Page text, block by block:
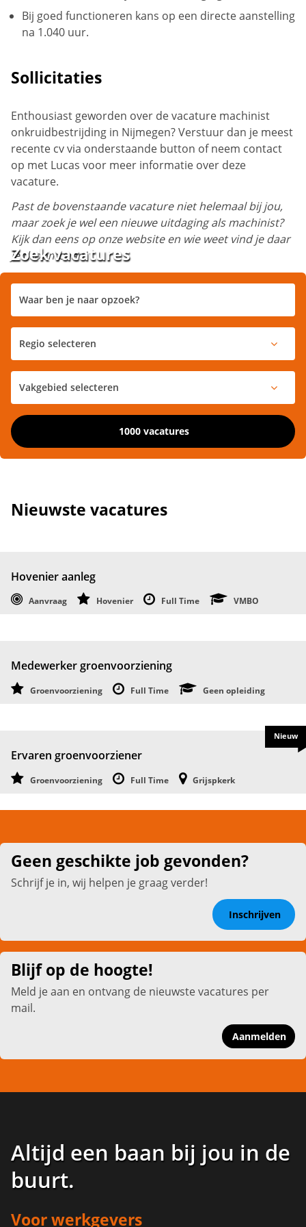
Bij goed functioneren kans op een directe aanstelling
na 1.040 uur.
Sollicitaties
Enthousiast geworden over de vacature machinist
onkruidbestrijding in Nijmegen? Verstuur dan je meest
recente cv via onderstaande button of neem contact
op met Lucas voor meer informatie over deze
vacature.
Past de bovenstaande vacature niet helemaal bij jou,
maar zoek je wel een nieuwe uitdaging als machinist?
Kijk dan eens op onze website en wie weet vind je daar
je droombaan!
Zoek vacatures
1000 vacatures
Nieuwste vacatures
Hovenier aanleg
Aanvraag Hovenier Full Time VMBO
Medewerker groenvoorziening
Groenvoorziening Full Time Geen opleiding
Ervaren groenvoorziener
Groenvoorziening Full Time Grijspkerk
Nieuw
Geen geschikte job gevonden?
Schrijf je in, wij helpen je graag verder!
Inschrijven
Blijf op de hoogte!
Meld je aan en ontvang de nieuwste vacatures per
mail.
Aanmelden
Altijd een baan bij jou in de
buurt.
Voor werkgevers